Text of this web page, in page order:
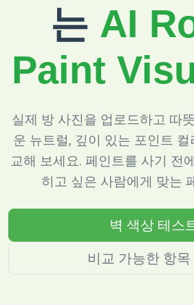
는 AI
Paint
실제 방 사진을 업로드하고 따
운 뉴트럴, 깊이 있는 포인트
교해 보세요. 페인트를 사기 전
히고 싶은 사람에게 맞는
벽 색상 테스
비교 가능한 항목